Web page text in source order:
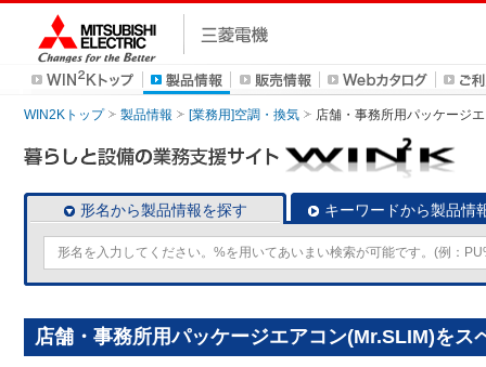
WIN2Kトップ 製品情報 [業務用]空調・換気 店舗・事務所用パッケージ
形名から製品情報を探す キーワードから製品情
店舗・事務所用パッケージエアコン(Mr.SLIM)をス